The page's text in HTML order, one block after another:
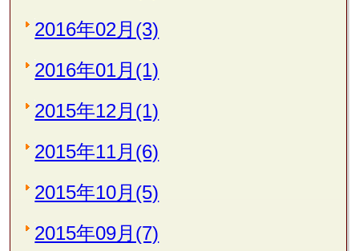
2016年02月(3)
2016年01月(1)
2015年12月(1)
2015年11月(6)
2015年10月(5)
2015年09月(7)